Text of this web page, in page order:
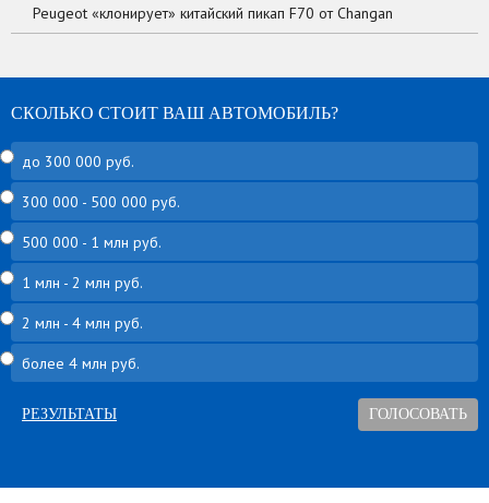
Peugeot «клонирует» китайский пикап F70 от Changan
СКОЛЬКО СТОИТ ВАШ АВТОМОБИЛЬ?
до 300 000 руб.
300 000 - 500 000 руб.
500 000 - 1 млн руб.
1 млн - 2 млн руб.
2 млн - 4 млн руб.
более 4 млн руб.
РЕЗУЛЬТАТЫ